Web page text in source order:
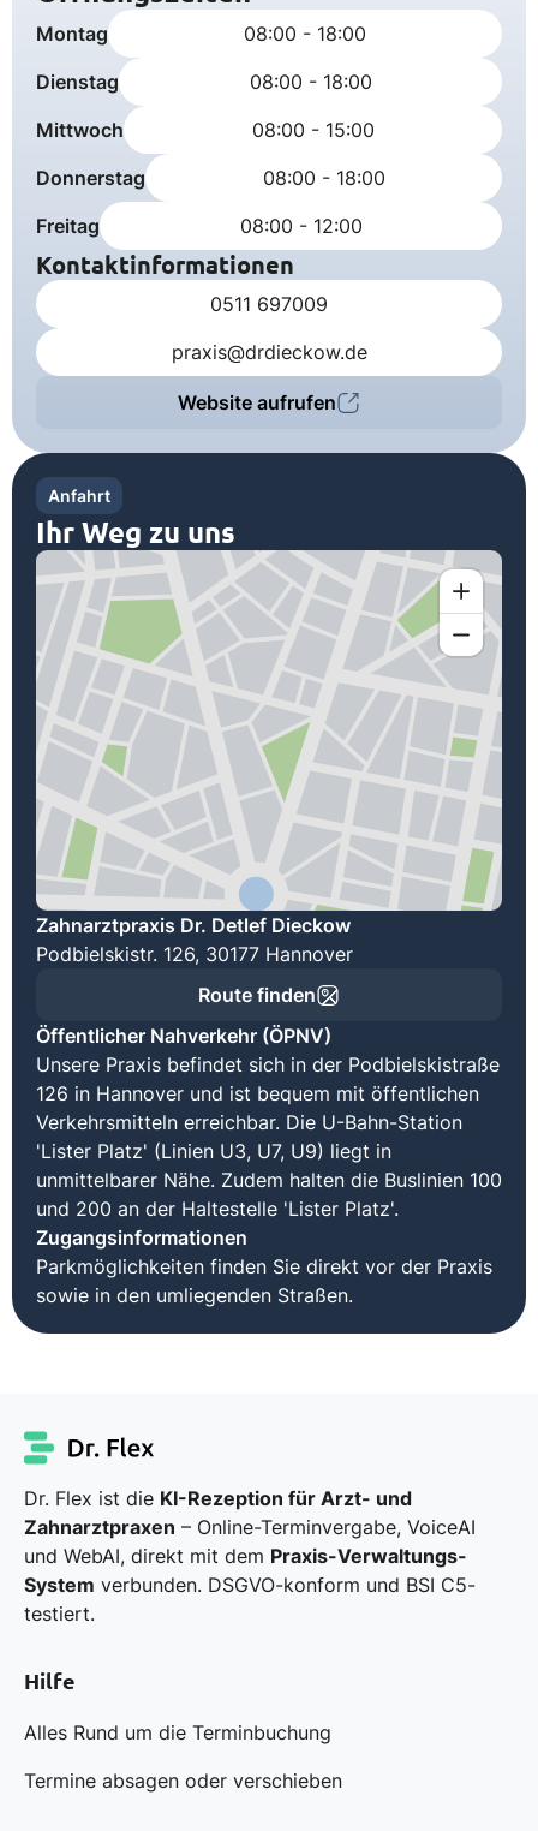
Montag
08:00 - 18:00
Dienstag
08:00 - 18:00
Mittwoch
08:00 - 15:00
Donnerstag
08:00 - 18:00
Freitag
08:00 - 12:00
Kontaktinformationen
0511 697009
praxis@drdieckow.de
Website aufrufen
Anfahrt
Ihr Weg zu uns
Zahnarztpraxis Dr. Detlef Dieckow
Podbielskistr. 126, 30177 Hannover
Route finden
Öffentlicher Nahverkehr (ÖPNV)
Unsere Praxis befindet sich in der Podbielskistraße
126 in Hannover und ist bequem mit öffentlichen
Verkehrsmitteln erreichbar. Die U-Bahn-Station
'Lister Platz' (Linien U3, U7, U9) liegt in
unmittelbarer Nähe. Zudem halten die Buslinien 100
und 200 an der Haltestelle 'Lister Platz'.
Zugangsinformationen
Parkmöglichkeiten finden Sie direkt vor der Praxis
sowie in den umliegenden Straßen.
Dr. Flex ist die KI-Rezeption für Arzt- und
Zahnarztpraxen – Online-Terminvergabe, VoiceAI
und WebAI, direkt mit dem Praxis-Verwaltungs-
System verbunden. DSGVO-konform und BSI C5-
testiert.
Hilfe
Alles Rund um die Terminbuchung
Termine absagen oder verschieben